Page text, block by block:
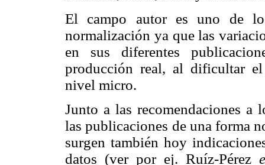
El campo autor es uno de
normalización ya que las
en sus diferentes
producción real, al dificultar
nivel micro.
Junto a las recomendaciones a
las publicaciones de una forma
surgen también hoy
datos (ver por ej. Ruíz-Pérez